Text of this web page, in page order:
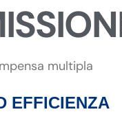
multipla
EFFICIENZA